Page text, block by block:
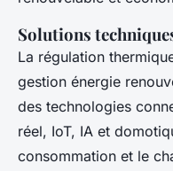
Solutions
La régulation
gestion énergie
des technologies
réel, IoT, IA et
consommation et le